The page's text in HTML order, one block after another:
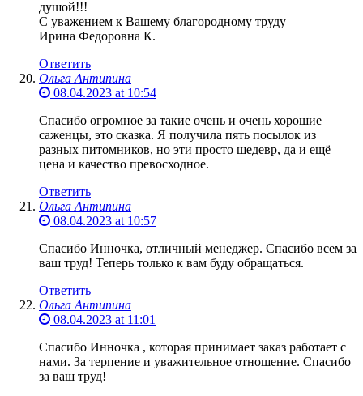
душой!!!
С уважением к Вашему благородному труду
Ирина Федоровна К.
Ответить
Ольга Антипина
08.04.2023 at 10:54
Спасибо огромное за такие очень и очень хорошие
саженцы, это сказка. Я получила пять посылок из
разных питомников, но эти просто шедевр, да и ещё
цена и качество превосходное.
Ответить
Ольга Антипина
08.04.2023 at 10:57
Спасибо Инночка, отличный менеджер. Спасибо всем за
ваш труд! Теперь только к вам буду обращаться.
Ответить
Ольга Антипина
08.04.2023 at 11:01
Спасибо Инночка , которая принимает заказ работает с
нами. За терпение и уважительное отношение. Спасибо
за ваш труд!